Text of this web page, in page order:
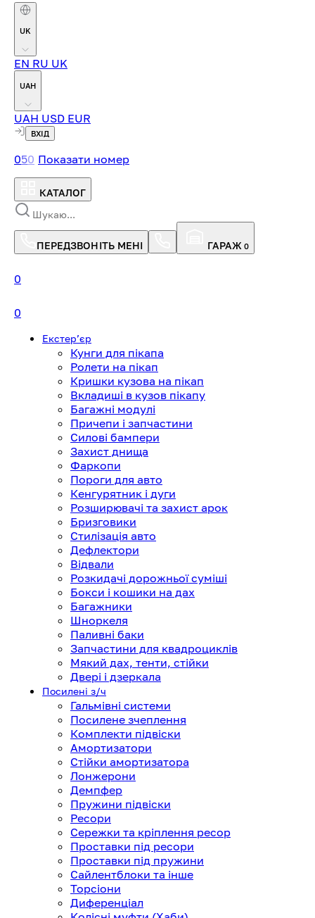
UK
EN RU UK
UAH
UAH USD EUR
ВХІД
050 Показати номер
КАТАЛОГ
ПЕРЕДЗВОНІТЬ МЕНІ ГАРАЖ 0
0
0
Екстерʼєр
Кунги для пікапа
Ролети на пікап
Кришки кузова на пікап
Вкладиші в кузов пікапу
Багажні модулі
Причепи і запчастини
Силові бампери
Захист днища
Фаркопи
Пороги для авто
Кенгурятник і дуги
Розширювачі та захист арок
Бризговики
Стилізація авто
Дефлектори
Відвали
Розкидачі дорожньої суміші
Бокси і кошики на дах
Багажники
Шноркеля
Паливні баки
Запчастини для квадроциклів
Мякий дах, тенти, стійки
Двері і дзеркала
Посилені з/ч
Гальмівні системи
Посилене зчеплення
Комплекти підвіски
Амортизатори
Стійки амортизатора
Лонжерони
Демпфер
Пружини підвіски
Ресори
Сережки та кріплення ресор
Проставки під ресори
Проставки під пружини
Сайлентблоки та інше
Торсіони
Диференціал